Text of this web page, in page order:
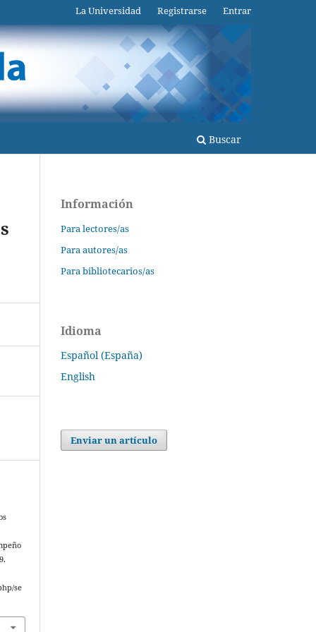
Buscar
La Universidad Registrarse Entrar
se
Información
Para lectores/as
Para autores/as
Para bibliotecarios/as
Idioma
Español (España)
English
Enviar un artículo